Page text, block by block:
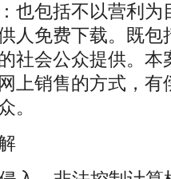
也包括不以营利为
人免费下载。既包
社会公众提供。本
上销售的方式，有
。